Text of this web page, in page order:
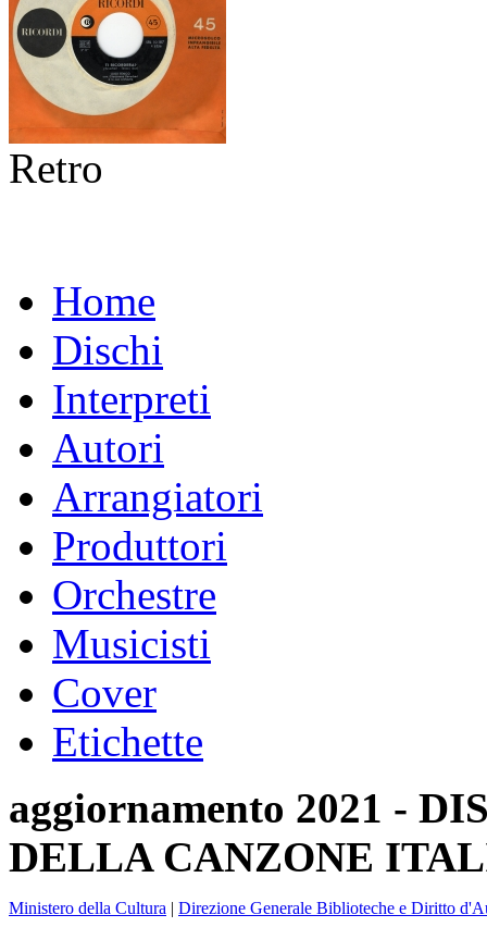
Retro
Home
Dischi
Interpreti
Autori
Arrangiatori
Produttori
Orchestre
Musicisti
Cover
Etichette
aggiornamento 2021 -
DELLA CANZONE
Ministero della Cultura | Direzione Generale Biblioteche e Diritto